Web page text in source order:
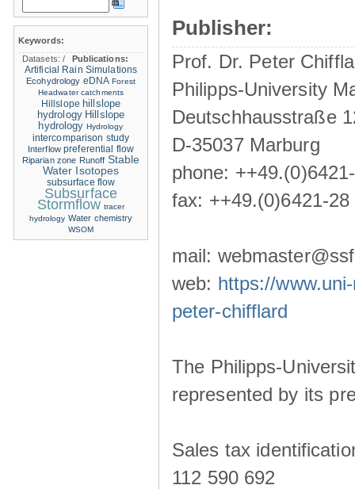
Publisher:
Prof. Dr. Peter
Philipps-University
Deutschhausstraße
D-35037 Marburg
phone:
fax: ++49.(0)6421-28
mail:
web: https://
peter-chifflard
The Philipps-
represented by its
Sales tax
112 590 692
Keywords:
Datasets:/
Publications:
Artificial Rain Simulations
Ecohydrology eDNA Forest
Headwater catchments
Hillslope hillslope
hydrology Hillslope
hydrology Hydrology
intercomparison study
Interflow preferential flow
Riparian zone Runoff Stable
Water Isotopes
subsurface flow
Subsurface
Stormflow tracer
hydrology Water chemistry
WSOM